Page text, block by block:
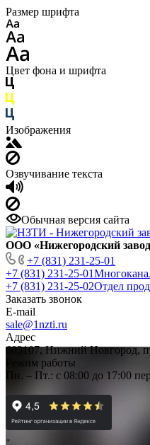
Размер шрифта
Цвет фона и шрифта
Изображения
Озвучивание текста
Обычная версия сайта
ООО «Нижегородский
+7 (831) 231-25-01
+7 (831) 231-25-01
+7 (831) 231-25-02Отдел
Заказать звонок
E-mail
sale@1nzti.ru
Адрес
603107, Нижний Новгород,
Режим работы
Пн. – Пт.: с 08:00 до 17:00